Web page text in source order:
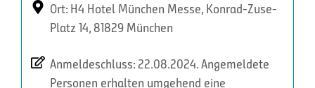
Ort: H4 Hotel München Messe, Konrad-Zuse-
Platz 14, 81829 München
Anmeldeschluss: 22.08.2024. Angemeldete
Personen erhalten umgehend eine